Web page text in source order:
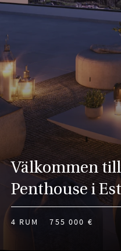
Välkommen
Penthouse i
4 RUM 755 000 €